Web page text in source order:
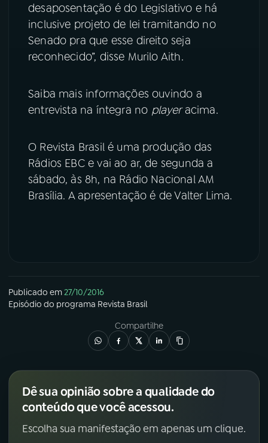
desaposentação é do Legislativo e há
inclusive projeto de lei tramitando no
Senado pra que esse direito seja
reconhecido”, disse Murilo Aith.
Saiba mais informações ouvindo a
entrevista na íntegra no playeracima.
O Revista Brasil é uma produção das
Rádios EBC e vai ao ar, de segunda a
sábado, às 8h, na Rádio Nacional AM
Brasília. A apresentação é de Valter Lima.
Publicado em27/10/2016
Episódio do programa Revista Brasil
Compartilhe
Dê sua opinião sobre a qualidade do
conteúdo que você acessou.
Escolha sua manifestação em apenas um clique.